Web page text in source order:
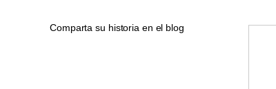
Comparta su historia en el blog